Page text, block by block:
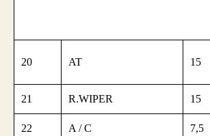
20 AT 15
21 R.WIPER 15
22 A / C 7,5